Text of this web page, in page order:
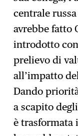
centrale
avrebbe fatto
introdotto
prelievo di
all’impatto
Dando
a scapito
è trasformata